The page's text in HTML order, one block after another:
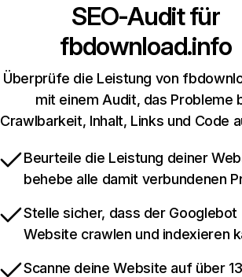
SEO-Audit für
fbdownload.info
Überprüfe die Leistung von
mit einem Audit, das Probleme
Crawlbarkeit, Inhalt, Links und Code
Beurteile die Leistung deiner
behebe alle damit verbundenen
Stelle sicher, dass der Googlebot
Website crawlen und indexieren
Scanne deine Website auf über